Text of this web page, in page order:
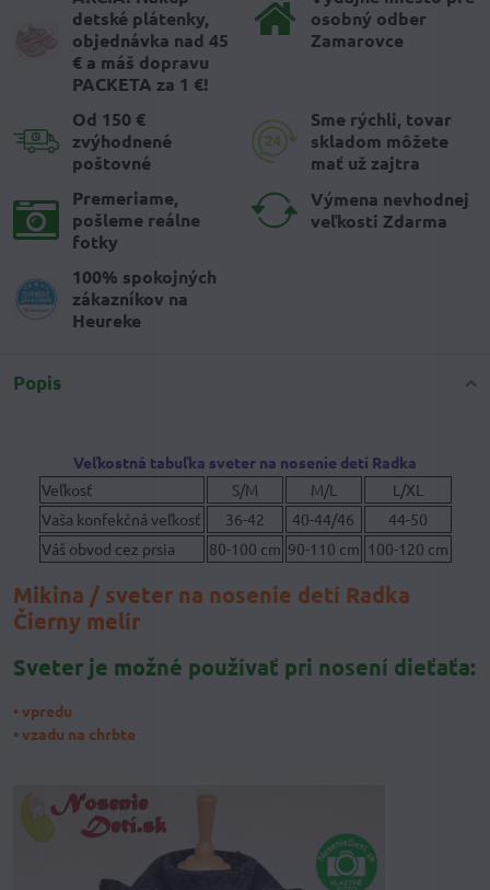
detské plátenky,
objednávka nad 45
€ a máš dopravu
PACKETA za 1 €!
osobný odber
Zamarovce
Od 150 €
zvýhodnené
poštovné
Sme rýchli, tovar
skladom môžete
mať už zajtra
Premeriame,
pošleme reálne
fotky
Výmena nevhodnej
veľkosti Zdarma
100% spokojných
zákazníkov na
Heureke
Popis
Veľkostná tabuľka sveter na nosenie detí Radka
Veľkosť
S/M M/L
L/XL
Vaša konfekčná veľkosť
36-42 40-44/46
44-50
Váš obvod cez prsia
80-100 cm 90-110 cm 100-120 cm
Mikina / sveter na nosenie detí Radka
Čierny melír
Sveter je možné používať pri nosení dieťaťa:
• vpredu
• vzadu na chrbte